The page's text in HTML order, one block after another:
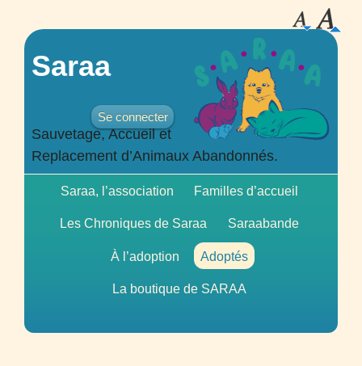
Saraa
Se connecter
Sauvetage, Accueil et
Replacement d’Animaux Abandonnés.
Saraa, l’association Familles d’accueil
Les Chroniques de Saraa Saraabande
À l’adoption Adoptés
La boutique de SARAA